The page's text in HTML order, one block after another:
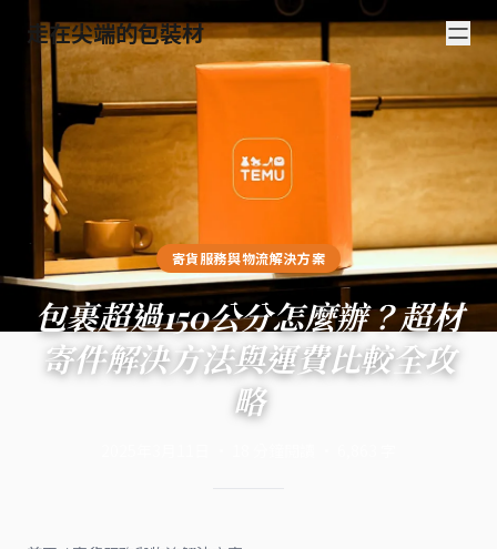
走在尖端的包裝材
寄貨服務與物流解決方案
包裹超過150公分怎麼辦？超材
寄件解決方法與運費比較全攻
略